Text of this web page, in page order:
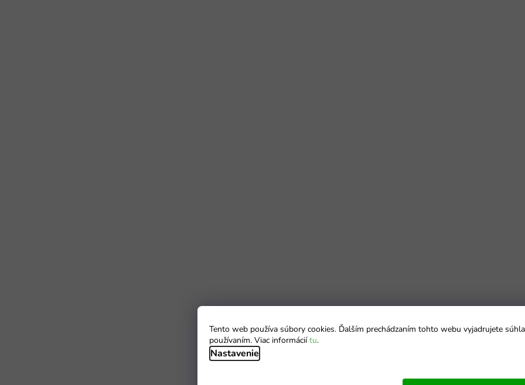
Tento web používa súbory cookies. Ďalším prechádzaním tohto webu vyjadrujete
používaním. Viac informáciítu.
Nastavenie